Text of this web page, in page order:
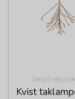
ÖRSJÖ
Kvist